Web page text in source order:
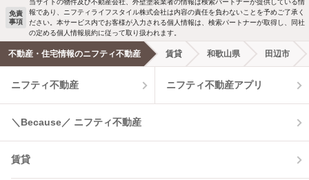
洗濯機置場あり 独立洗面台
エアコンあり 都市ガス
温水洗浄便座 オートロック
コンロ2口以上
免責
事項
当サイトの物件及び不動産会社、外壁塗装業者の情報は検索パートナーが提供している情
報であり、ニフティライフスタイル株式会社は内容の責任を負わないことを予めご了承く
ださい。本サービス内でお客様が入力される個人情報は、検索パートナーが取得し、同社
の定める個人情報規約に従って取り扱われます。
不動産・住宅情報のニフティ不動産 賃貸 和歌山県 田辺市
ニフティ不動産 ニフティ不動産アプリ
＼Because／ ニフティ不動産
賃貸